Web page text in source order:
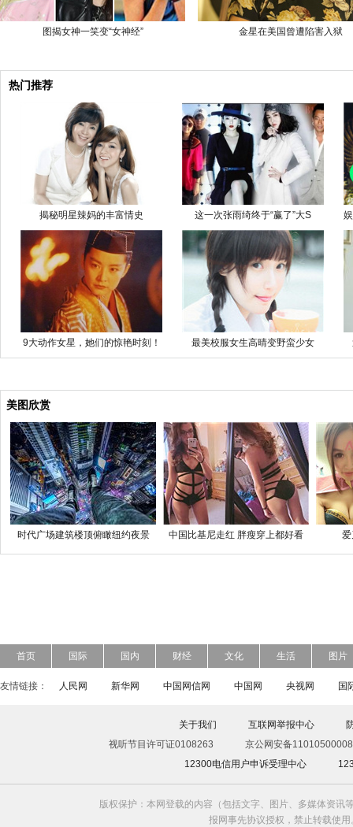
图揭女神一笑变“女神经” 金星在美国曾遭陷害入狱
热门推荐
揭秘明星辣妈的丰富情史 这一次张雨绮终于“赢了”大S
9大动作女星，她们的惊艳时刻！ 最美校服女生高晴变野蛮少女
美图欣赏
时代广场建筑楼顶俯瞰纽约夜景 中国比基尼走红 胖瘦穿上都好看
首页 国际 国内 财经 文化 生活 图片
友情链接： 人民网 新华网 中国网信网 中国网 央视网 国
关于我们 互联网举报中心
视听节目许可证0108263
京公网安备
12300电信用户申诉受理中心
版权保护：本网登载的内容（包括文字、图片、多媒体资
报网事先协议授权，禁止转载使